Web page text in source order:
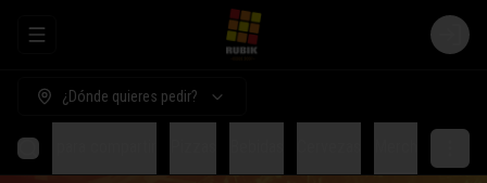
Abrir menu de navegación Login
¿Dónde quieres pedir?
Comida para compartir